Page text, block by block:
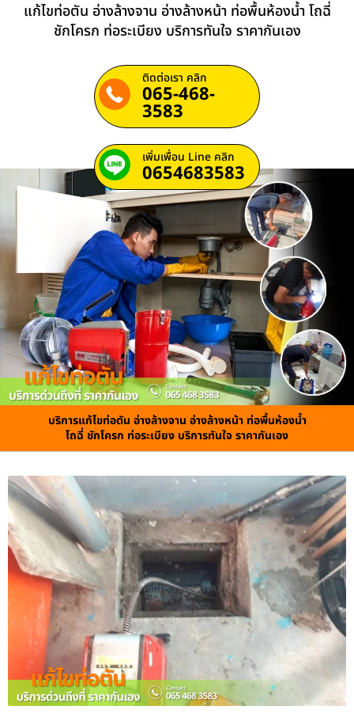
แก้ไขท่อตัน อ่างล้างจาน อ่างล้างหน้า ท่อพื้นห้องน้ำ โถฉี่
ชักโครก ท่อระเบียง บริการทันใจ ราคากันเอง
ติดต่อเรา คลิก
065-468-
3583
เพิ่มเพื่อน Line คลิก
0654683583
บริการแก้ไขท่อตัน อ่างล้างจาน อ่างล้างหน้า ท่อพื้นห้องน้ำ
โถฉี่ ชักโครก ท่อระเบียง บริการทันใจ ราคากันเอง